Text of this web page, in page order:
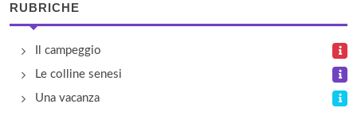
RUBRICHE
Il campeggio
Le colline senesi
Una vacanza